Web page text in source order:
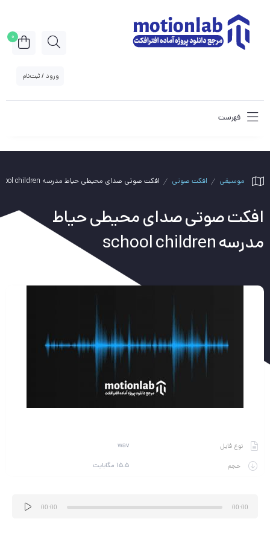
ورود / ثبت‌نام
0
فهرست
موسیقی افکت صوتی افکت صوتی صدای محیطی حیاط مدرسه school children
افکت صوتی صدای محیطی حیاط
مدرسه school children
نوع فایل wav
حجم 15.5 مگابایت
00:00 00:00